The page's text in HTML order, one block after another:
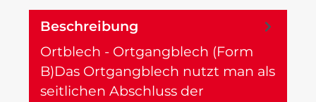
Beschreibung
Ortblech - Ortgangblech (Form
B)Das Ortgangblech nutzt man als
seitlichen Abschluss der